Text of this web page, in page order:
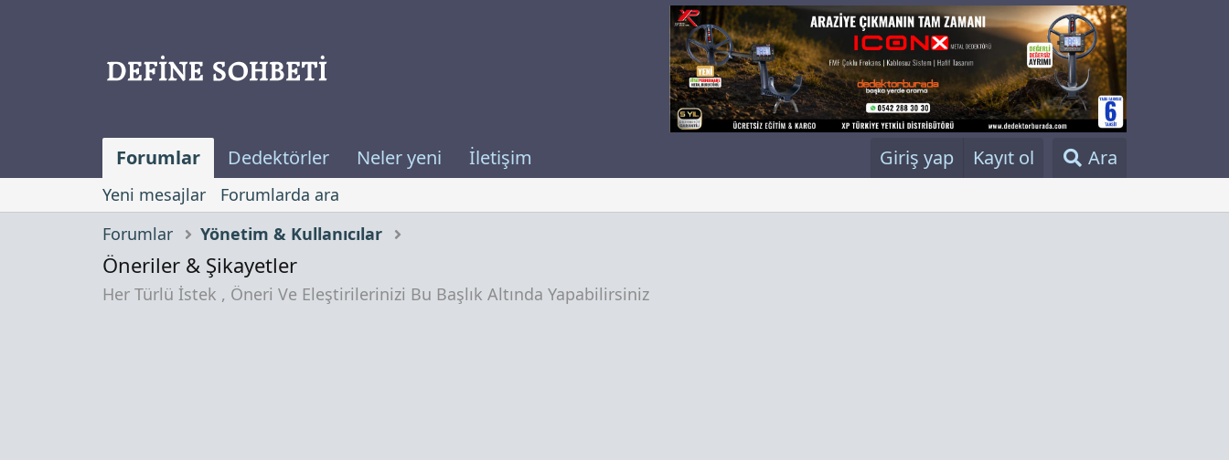
Forumlar Dedektörler Neler yeni İletişim Giriş yap Kayıt ol Ara
Yeni mesajlar
Forumlarda ara
Forumlar
Yönetim & Kullanıcılar
Öneriler & Şikayetler
Her Türlü İstek , Öneri Ve Eleştirilerinizi Bu Başlık Altında Yapabilirsiniz